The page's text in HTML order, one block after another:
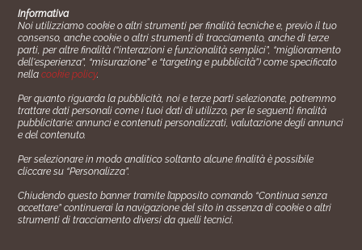
Cucinare.it è un marchio commerciale di Impiego24.it s.r.l.
copyright 2014 - 2024 P.IVA: 03406490130
Azienda certiﬁcata ISO 27001 numero: SNR 73140386/89/I
- Azienda certiﬁcata ISO 9001 numero: SNR
Gestione consensi e categorie merceologiche marketing
Informativa
Noi utilizziamo cookie o altri strumenti per finalità tecniche e, previo il tuo
consenso, anche cookie o altri strumenti di tracciamento, anche di terze
parti, per altre finalità (“interazioni e funzionalità semplici”, “miglioramento
dell'esperienza”, “misurazione” e “targeting e pubblicità”) come specificato
nellacookie policy.
Per quanto riguarda la pubblicità, noi e terze parti selezionate, potremmo
trattare dati personali come i tuoi dati di utilizzo, per le seguenti finalità
pubblicitarie: annunci e contenuti personalizzati, valutazione degli annunci
e del contenuto.
Per selezionare in modo analitico soltanto alcune finalità è possibile
cliccare su “Personalizza”.
Chiudendo questo banner tramite l’apposito comando “Continua senza
accettare” continuerai la navigazione del sito in assenza di cookie o altri
strumenti di tracciamento diversi da quelli tecnici.